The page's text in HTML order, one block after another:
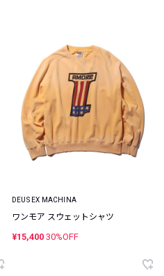
DEUS EX MACHINA
ワンモア スウェットシャツ
¥15,400 30%OFF